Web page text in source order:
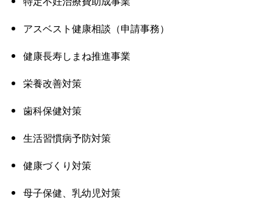
アスベスト健康相談（申請事務）
健康長寿しまね推進事業
栄養改善対策
歯科保健対策
生活習慣病予防対策
健康づくり対策
母子保健、乳幼児対策